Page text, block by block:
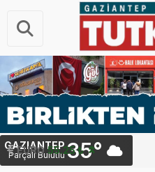
EURO 55.25 ₺
STERLIN 64.48 ₺
GAZIANTEP
Parçalı Bulutlu35°